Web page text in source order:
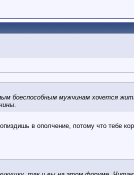
боеспособным мужчинам хочется
в ополчение, потому что тебе